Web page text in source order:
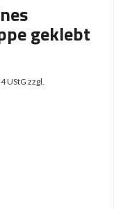
geklebt
UStG zzgl.